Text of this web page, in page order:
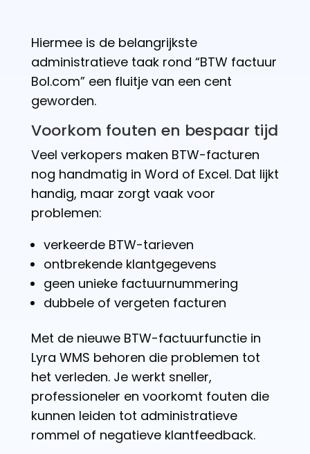
Hiermee is de belangrijkste
administratieve taak rond “BTW factuur
Bol.com” een fluitje van een cent
geworden.
Voorkom fouten en bespaar tijd
Veel verkopers maken BTW-facturen
nog handmatig in Word of Excel. Dat lijkt
handig, maar zorgt vaak voor
problemen:
verkeerde BTW-tarieven
ontbrekende klantgegevens
geen unieke factuurnummering
dubbele of vergeten facturen
Met de nieuwe BTW-factuurfunctie in
Lyra WMS behoren die problemen tot
het verleden. Je werkt sneller,
professioneler en voorkomt fouten die
kunnen leiden tot administratieve
rommel of negatieve klantfeedback.